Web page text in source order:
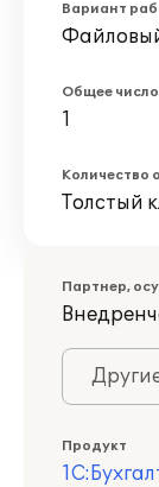
Вариант
Общее
1
Количество
Толстый
Партнер,
Продукт